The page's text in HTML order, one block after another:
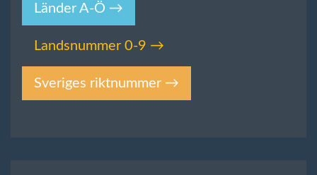
Länder A-Ö →
Landsnummer 0-9 →
Sveriges riktnummer →